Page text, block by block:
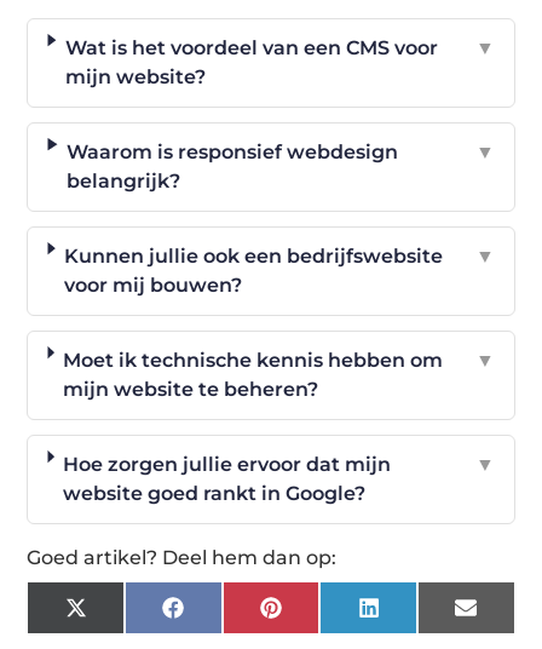
Wat is het voordeel van een CMS voor
mijn website?
▼
Waarom is responsief webdesign
belangrijk?
▼
Kunnen jullie ook een bedrijfswebsite
voor mij bouwen?
▼
Moet ik technische kennis hebben om
mijn website te beheren?
▼
Hoe zorgen jullie ervoor dat mijn
website goed rankt in Google?
▼
Goed artikel? Deel hem dan op:
X
(Twitter)
FacebookPinterestLinkedIn Email